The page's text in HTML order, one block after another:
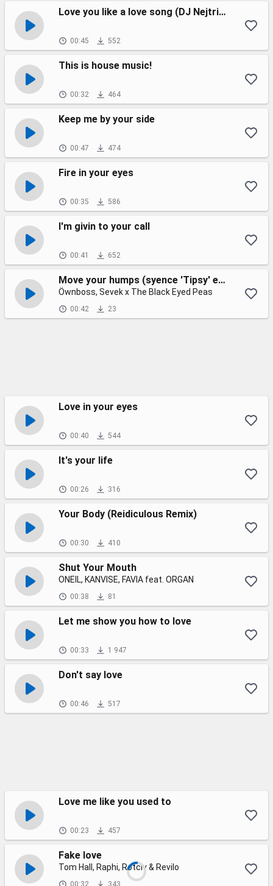
Love you like a love song (DJ Nejtrino & DJ Stranger remix)
00:45 552
This is house music!
00:32 464
Keep me by your side
00:47 474
Fire in your eyes
00:35 586
I'm givin to your call
00:41 652
Move your humps (syence 'Tipsy' edit)
Öwnboss, Sevek x The Black Eyed Peas
00:42 23
Love in your eyes
00:40 544
It's your life
00:26 316
Your Body (Reidiculous Remix)
00:30 410
Shut Your Mouth
ONEIL, KANVISE, FAVIA feat. ORGAN
00:38 81
Let me show you how to love
00:33 1 947
Don't say love
00:46 517
Love me like you used to
00:23 457
Fake love
Tom Hall, Raphi, Rotciv & Revilo
00:32 343